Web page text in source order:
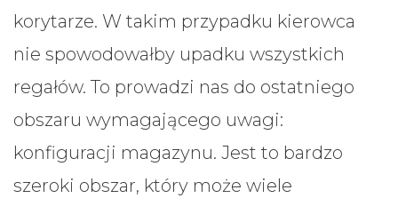
korytarze. W takim przypadku kierowca
nie spowodowałby upadku wszystkich
regałów. To prowadzi nas do ostatniego
obszaru wymagającego uwagi:
konfiguracji magazynu. Jest to bardzo
szeroki obszar, który może wiele